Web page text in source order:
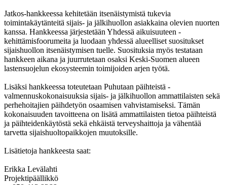
Jatkos-hankkeessa kehitetään itsenäistymistä tukevia
toimintakäytänteitä sijais- ja jälkihuollon asiakkaina olevien nuorten
kanssa. Hankkeessa järjestetään Yhdessä aikuisuuteen -
kehittämisfoorumeita ja luodaan yhdessä alueelliset suositukset
sijaishuollon itsenäistymisen tuelle. Suosituksia myös testataan
hankkeen aikana ja juurrutetaan osaksi Keski-Suomen alueen
lastensuojelun ekosysteemin toimijoiden arjen työtä.
Lisäksi hankkeessa toteutetaan Puhutaan päihteistä -
valmennuskokonaisuuksia sijais- ja jälkihuollon ammattilaisten sekä
perhehoitajien päihdetyön osaamisen vahvistamiseksi. Tämän
kokonaisuuden tavoitteena on lisätä ammattilaisten tietoa päihteistä
ja päihteidenkäytöstä sekä ehkäistä terveyshaittoja ja vähentää
tarvetta sijaishuoltopaikkojen muutoksille.
Lisätietoja hankkeesta saat:
Erikka Levälahti
Projektipäällikkö